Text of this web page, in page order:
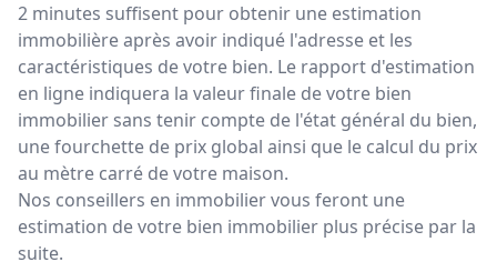
2 minutes suffisent pour obtenir une estimation
immobilière après avoir indiqué l'adresse et les
caractéristiques de votre bien. Le rapport d'estimation
en ligne indiquera la valeur finale de votre bien
immobilier sans tenir compte de l'état général du bien,
une fourchette de prix global ainsi que le calcul du prix
au mètre carré de votre maison.
Nos conseillers en immobilier vous feront une
estimation de votre bien immobilier plus précise par la
suite.